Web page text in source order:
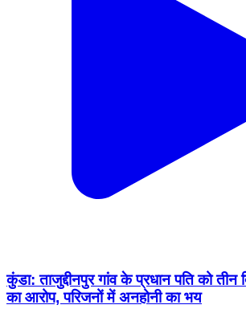
कुंडा: ताजुद्दीनपुर गांव के प्रधान पति को
का आरोप, परिजनों में अनहोनी का भय